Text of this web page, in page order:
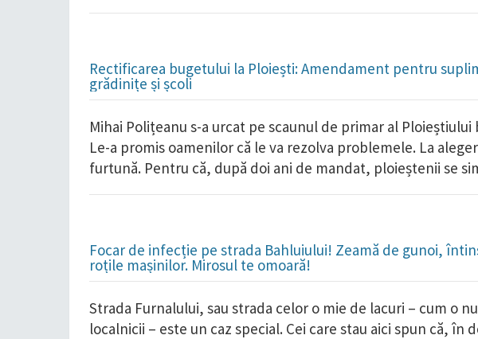
Rectificarea bugetului la Ploiești: Amendament pentru
grădinițe și școli
Mihai Polițeanu s-a urcat pe scaunul de primar al
Le-a promis oamenilor că le va rezolva problemele. La
furtună. Pentru că, după doi ani de mandat, ploieștenii se
Focar de infecție pe strada Bahluiului! Zeamă de gunoi,
roțile mașinilor. Mirosul te omoară!
Strada Furnalului, sau strada celor o mie de lacuri – cum o
localnicii – este un caz special. Cei care stau aici spun că,